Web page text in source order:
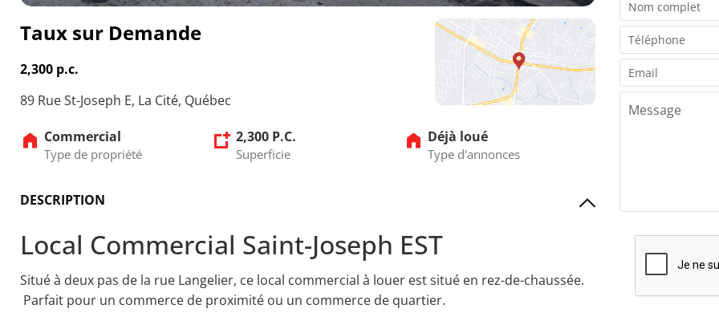
1 2 3 4 5 6 7 8
Taux sur Demande
2,300 p.c.
89 Rue St-Joseph E, La Cité, Québec
Commercial
Type de propriété
2,300 P.C.
Superficie
Déjà loué
Type d'annonces
DESCRIPTION
Local Commercial Saint-Joseph EST
Situé à deux pas de la rue Langelier, ce local commercial à louer est situé en rez-de-chaussée.
Parfait pour un commerce de proximité ou un commerce de quartier.